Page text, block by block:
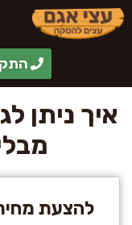
לדלג
לתוכן
התקשרו:
איך ניתן
להצעת